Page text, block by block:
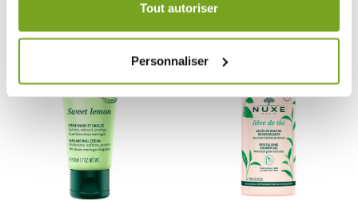
Tout autoriser
Personnaliser
-11%